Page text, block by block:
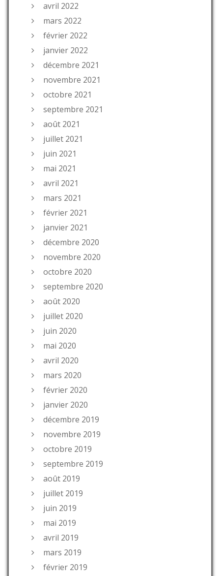
avril 2022
mars 2022
février 2022
janvier 2022
décembre 2021
novembre 2021
octobre 2021
septembre 2021
août 2021
juillet 2021
juin 2021
mai 2021
avril 2021
mars 2021
février 2021
janvier 2021
décembre 2020
novembre 2020
octobre 2020
septembre 2020
août 2020
juillet 2020
juin 2020
mai 2020
avril 2020
mars 2020
février 2020
janvier 2020
décembre 2019
novembre 2019
octobre 2019
septembre 2019
août 2019
juillet 2019
juin 2019
mai 2019
avril 2019
mars 2019
février 2019